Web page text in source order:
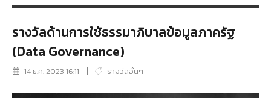
รางวัลด้านการใช้ธรรมาภิบาลข้อมูลภาครัฐ
(Data Governance)
14 ธ.ค. 2023 16:11 รางวัลอื่นๆ